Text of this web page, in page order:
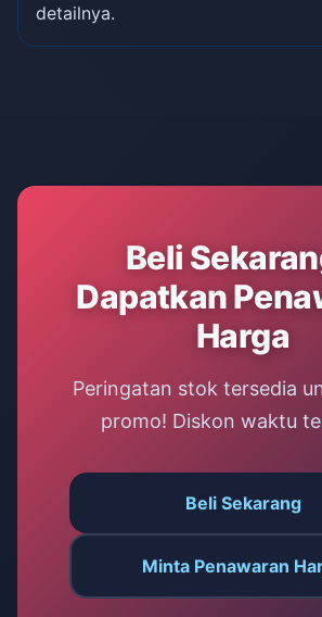
detailnya.
Beli
Dapatkan
Harga
Peringatan stok tersedia
promo! Diskon waktu
Beli Sekarang
Minta Penawaran